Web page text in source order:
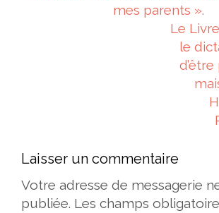
mes parents ».
Le
le
Laisser un commentaire
Votre adresse de messagerie
publiée. Les champs